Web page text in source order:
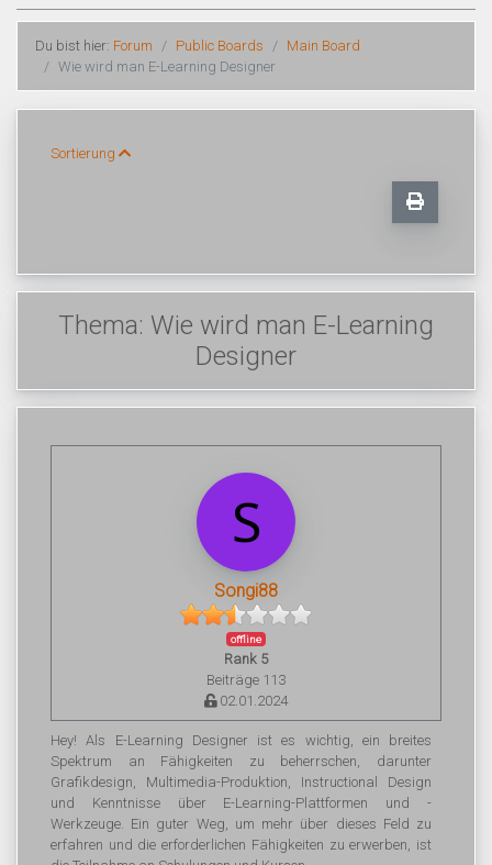
Du bist hier: Forum Public Boards
Main Board
Wie wird man E-Learning Designer
Sortierung
Thema: Wie wird man E-Learning
Designer
Songi88
offline
Rank 5
Beiträge 113
02.01.2024
Hey! Als E-Learning Designer ist es wichtig, ein breites
Spektrum an Fähigkeiten zu beherrschen, darunter
Grafikdesign, Multimedia-Produktion, Instructional Design
und Kenntnisse über E-Learning-Plattformen und -
Werkzeuge. Ein guter Weg, um mehr über dieses Feld zu
erfahren und die erforderlichen Fähigkeiten zu erwerben, ist